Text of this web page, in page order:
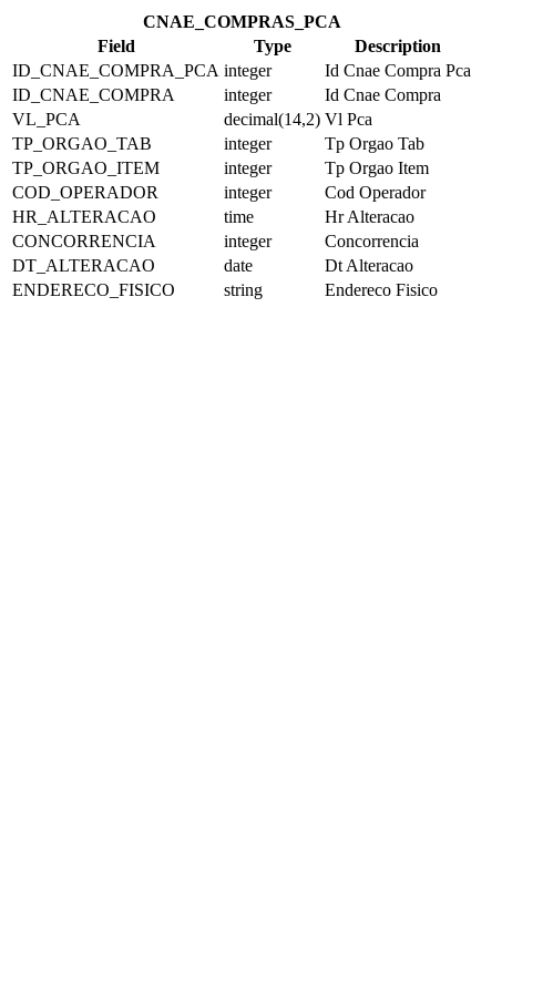
CNAE_COMPRAS_PCA
Field
Type
Description
ID_CNAE_COMPRA_PCA integer
Id Cnae Compra Pca
ID_CNAE_COMPRA
integer
Id Cnae Compra
VL_PCA
decimal(14,2) Vl Pca
TP_ORGAO_TAB
integer
Tp Orgao Tab
TP_ORGAO_ITEM
integer
Tp Orgao Item
COD_OPERADOR
integer
Cod Operador
HR_ALTERACAO
time
Hr Alteracao
CONCORRENCIA
integer
Concorrencia
DT_ALTERACAO
date
Dt Alteracao
ENDERECO_FISICO
string Endereco Fisico